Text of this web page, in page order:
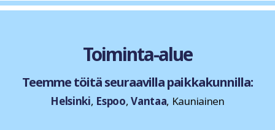
Toiminta-alue
Teemme töitä seuraavilla paikkakunnilla:
Helsinki, Espoo,Vantaa, Kauniainen